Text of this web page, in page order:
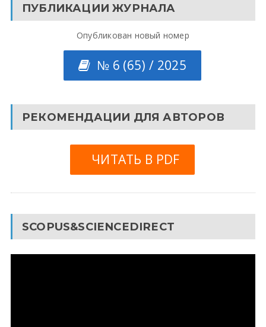
ПУБЛИКАЦИИ ЖУРНАЛА
Опубликован новый номер
№ 6 (65) / 2025
РЕКОМЕНДАЦИИ ДЛЯ АВТОРОВ
ЧИТАТЬ В PDF
SCOPUS&SCIENCEDIRECT